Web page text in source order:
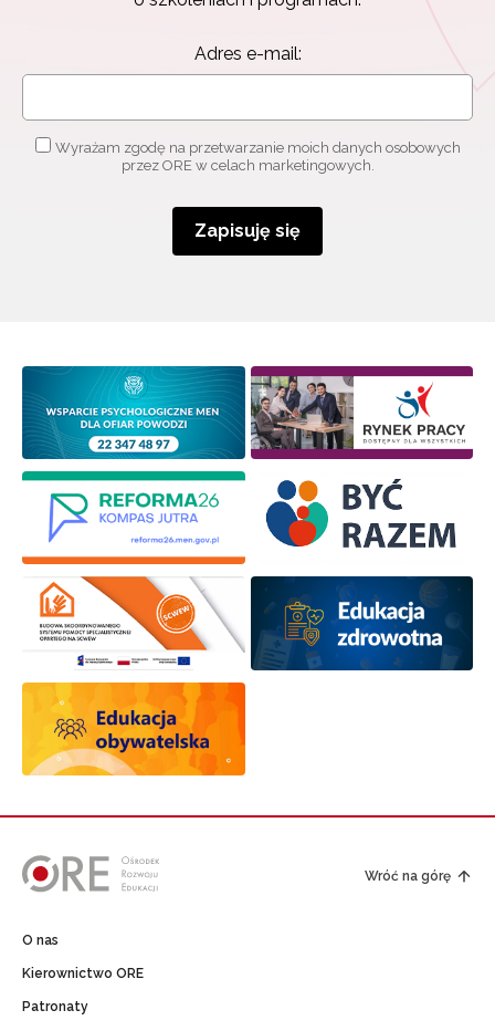
Adres e-mail:
Wyrażam zgodę na przetwarzanie moich danych osobowych
przez ORE w celach marketingowych.
Zapisuję się
Wróć na górę
O nas
Kierownictwo ORE
Patronaty
Newsletter ORE
Zapisz się i bądź na bieżąco z najnowszymi
informacjami
Zapisuję się